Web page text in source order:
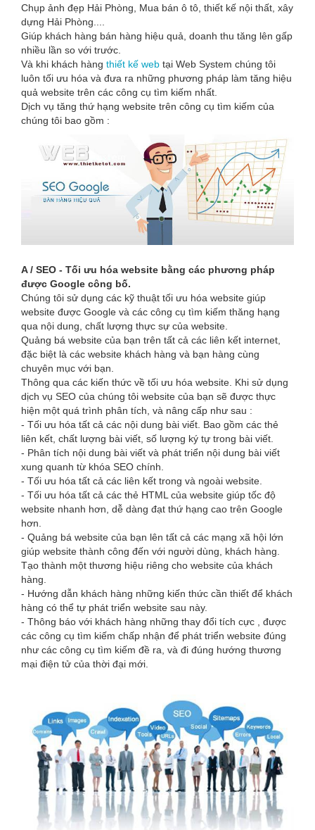
Chụp ảnh đẹp Hải Phòng, Mua bán ô tô, thiết kế nội thất, xây
dựng Hải Phòng....
Giúp khách hàng bán hàng hiệu quả, doanh thu tăng lên gấp
nhiều lần so với trước.
Và khi khách hàng thiết kế web tại Web System chúng tôi
luôn tối ưu hóa và đưa ra những phương pháp làm tăng hiệu
quả website trên các công cụ tìm kiếm nhất.
Dịch vụ tăng thứ hạng website trên công cụ tìm kiếm của
chúng tôi bao gồm :
A / SEO - Tối ưu hóa website bằng các phương pháp
được Google công bố.
Chúng tôi sử dụng các kỹ thuật tối ưu hóa website giúp
website được Google và các công cụ tìm kiếm thăng hạng
qua nội dung, chất lượng thực sự của website.
Quảng bá website của bạn trên tất cả các liên kết internet,
đặc biệt là các website khách hàng và bạn hàng cùng
chuyên mục với bạn.
Thông qua các kiến thức về tối ưu hóa website. Khi sử dụng
dịch vụ SEO của chúng tôi website của bạn sẽ được thực
hiện một quá trình phân tích, và nâng cấp như sau :
- Tối ưu hóa tất cả các nội dung bài viết. Bao gồm các thẻ
liên kết, chất lượng bài viết, số lượng ký tự trong bài viết.
- Phân tích nội dung bài viết và phát triển nội dung bài viết
xung quanh từ khóa SEO chính.
- Tối ưu hóa tất cả các liên kết trong và ngoài website.
- Tối ưu hóa tất cả các thẻ HTML của website giúp tốc độ
website nhanh hơn, dễ dàng đạt thứ hạng cao trên Google
hơn.
- Quảng bá website của bạn lên tất cả các mạng xã hội lớn
giúp website thành công đến với người dùng, khách hàng.
Tạo thành một thương hiệu riêng cho website của khách
hàng.
- Hướng dẫn khách hàng những kiến thức cần thiết để khách
hàng có thể tự phát triển website sau này.
- Thông báo với khách hàng những thay đổi tích cực , được
các công cụ tìm kiếm chấp nhận để phát triển website đúng
như các công cụ tìm kiếm đề ra, và đi đúng hướng thương
mại điện tử của thời đại mới.